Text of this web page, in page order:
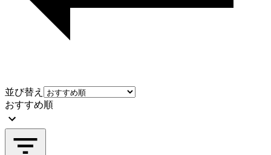
並び替え
おすすめ順